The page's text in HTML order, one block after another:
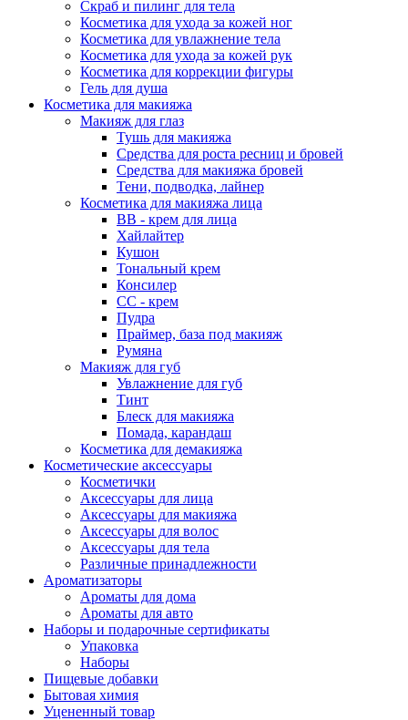
Скраб и пилинг для тела
Косметика для ухода за кожей ног
Косметика для увлажнение тела
Косметика для ухода за кожей рук
Косметика для коррекции фигуры
Гель для душа
Косметика для макияжа
Макияж для глаз
Тушь для макияжа
Средства для роста ресниц и бровей
Средства для макияжа бровей
Тени, подводка, лайнер
Косметика для макияжа лица
ВВ - крем для лица
Хайлайтер
Кушон
Тональный крем
Консилер
СС - крем
Пудра
Праймер, база под макияж
Румяна
Макияж для губ
Увлажнение для губ
Тинт
Блеск для макияжа
Помада, карандаш
Косметика для демакияжа
Косметические аксессуары
Косметички
Аксессуары для лица
Аксессуары для макияжа
Аксессуары для волос
Аксессуары для тела
Различные принадлежности
Ароматизаторы
Ароматы для дома
Ароматы для авто
Наборы и подарочные сертификаты
Упаковка
Наборы
Пищевые добавки
Бытовая химия
Уцененный товар